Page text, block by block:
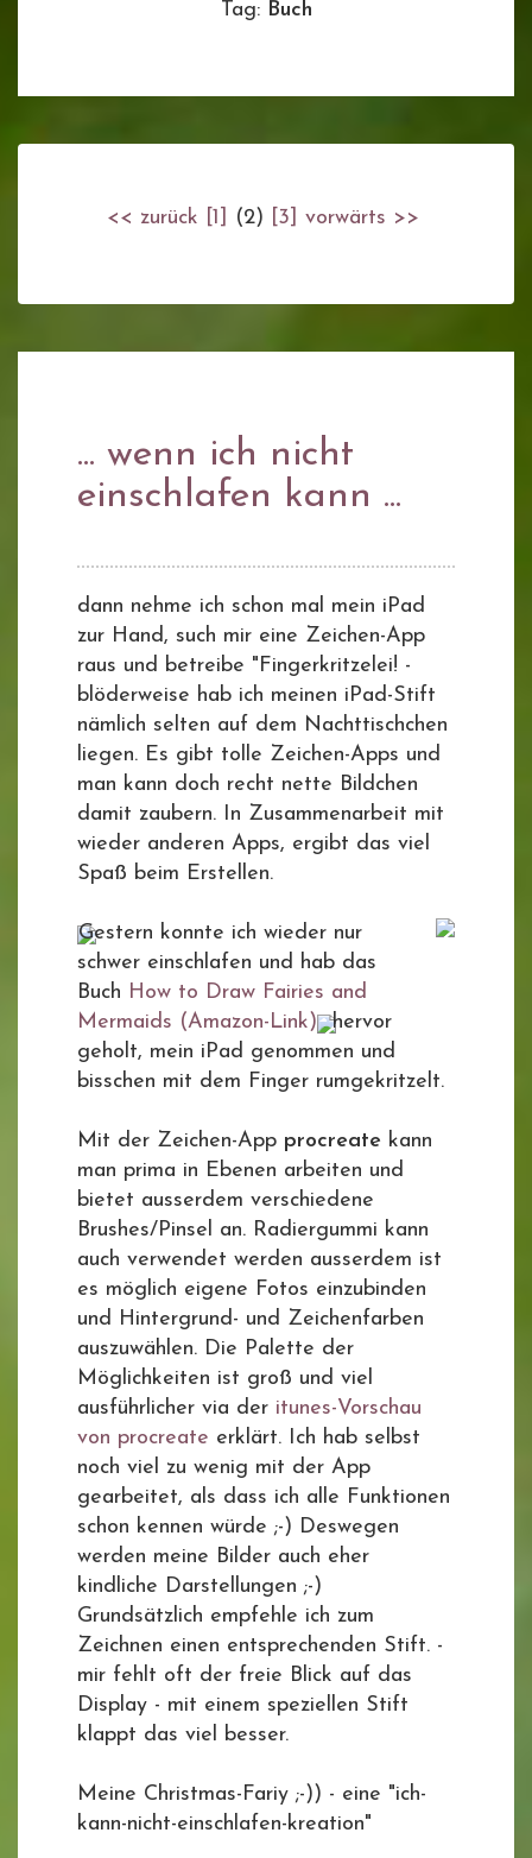
Tag: Buch
<< zurück [1] (2) [3] vorwärts >>
... wenn ich nicht
einschlafen kann ...
dann nehme ich schon mal mein iPad
zur Hand, such mir eine Zeichen-App
raus und betreibe "Fingerkritzelei! -
blöderweise hab ich meinen iPad-Stift
nämlich selten auf dem Nachttischchen
liegen. Es gibt tolle Zeichen-Apps und
man kann doch recht nette Bildchen
damit zaubern. In Zusammenarbeit mit
wieder anderen Apps, ergibt das viel
Spaß beim Erstellen.
Gestern konnte ich wieder nur
schwer einschlafen und hab das
Buch How to Draw Fairies and
Mermaids (Amazon-Link)hervor
geholt, mein iPad genommen und
bisschen mit dem Finger rumgekritzelt.
Mit der Zeichen-App procreate kann
man prima in Ebenen arbeiten und
bietet ausserdem verschiedene
Brushes/Pinsel an. Radiergummi kann
auch verwendet werden ausserdem ist
es möglich eigene Fotos einzubinden
und Hintergrund- und Zeichenfarben
auszuwählen. Die Palette der
Möglichkeiten ist groß und viel
ausführlicher via der itunes-Vorschau
von procreate erklärt. Ich hab selbst
noch viel zu wenig mit der App
gearbeitet, als dass ich alle Funktionen
schon kennen würde ;-) Deswegen
werden meine Bilder auch eher
kindliche Darstellungen ;-)
Grundsätzlich empfehle ich zum
Zeichnen einen entsprechenden Stift. -
mir fehlt oft der freie Blick auf das
Display - mit einem speziellen Stift
klappt das viel besser.
Meine Christmas-Fariy ;-)) - eine "ich-
kann-nicht-einschlafen-kreation"